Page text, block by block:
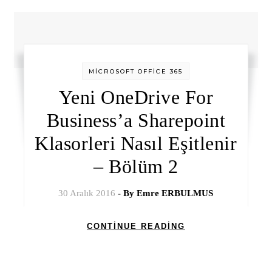
MİCROSOFT OFFİCE 365
Yeni OneDrive For
Business’a Sharepoint
Klasorleri Nasıl Eşitlenir
– Bölüm 2
30 Aralık 2016 - ByEmre ERBULMUS
CONTINUE READING